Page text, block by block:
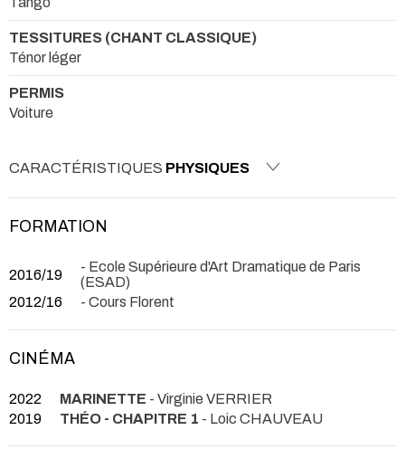
TESSITURES (CHANT CLASSIQUE)
Ténor léger
PERMIS
Voiture
CARACTÉRISTIQUES PHYSIQUES
FORMATION
2016/19
- Ecole Supérieure d'Art Dramatique de Paris
(ESAD)
2012/16
- Cours Florent
CINÉMA
2022 MARINETTE - Virginie VERRIER
2019
THÉO - CHAPITRE 1 - Loic CHAUVEAU